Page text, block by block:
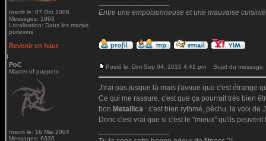
Inscrit le: 07 Oct 2006
Messages: 1993
Localisation: Dans les marais
poitevins
Entre une empoisonneuse et une mauvaise
Revenir en haut
PoC
Master of puppets
Inscrit le: 16 Mai 2004
Messages: 6636
Posté le: Dim Sep 04, 2016 4:41 pm Sujet du message:
J'irai pas jusque là mais j'avoue que c'est étrange
Ce qui me rassure, c'est que ça pourrait très bien
bon Metallica : c'est bien rythmé, pêchu, la voix de
Donc c'est vrai que si c'est le "mieux" qu'ils